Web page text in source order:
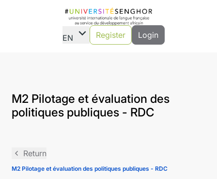
EN expand_more Register Login
M2 Pilotage et évaluation des
politiques publiques - RDC
navigate_before Return
M2 Pilotage et évaluation des politiques publiques - RDC